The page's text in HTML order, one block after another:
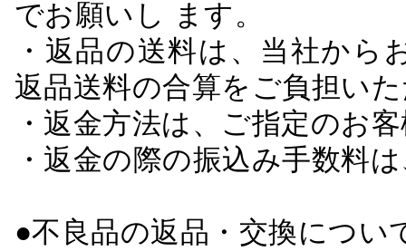
でお願いし ます。
・返品の送料は、当社か
返品送料の合算をご負担い
・返金方法は、ご指定のお
・返金の際の振込み手数料
●不良品の返品・交換につい